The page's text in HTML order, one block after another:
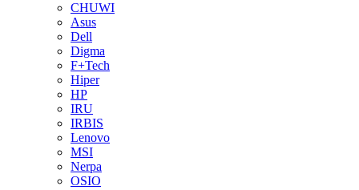
CHUWI
Asus
Dell
Digma
F+Tech
Hiper
HP
IRU
IRBIS
Lenovo
MSI
Nerpa
OSIO